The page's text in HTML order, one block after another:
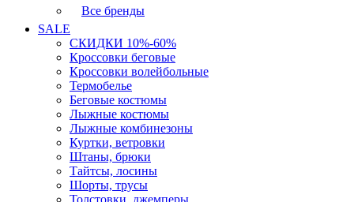
Все бренды
SALE
СКИДКИ 10%-60%
Кроссовки беговые
Кроссовки волейбольные
Термобелье
Беговые костюмы
Лыжные костюмы
Лыжные комбинезоны
Куртки, ветровки
Штаны, брюки
Тайтсы, лосины
Шорты, трусы
Толстовки, джемперы